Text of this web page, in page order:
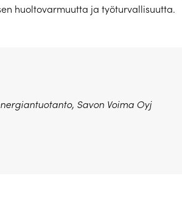
huoltovarmuutta ja työturvallisuutta.
Savon Voima Oyj